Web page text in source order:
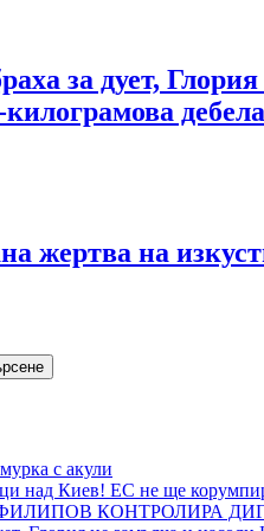
за дует,
жертва на
с акули
над Киев! ЕС не ще
КОНТРОЛИРА